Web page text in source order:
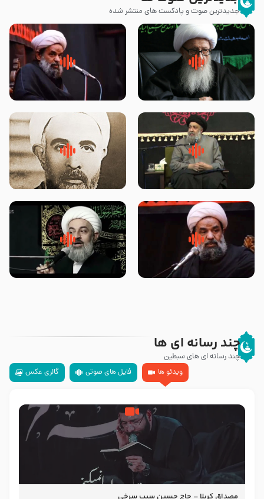
جدیدترین صوت و پادکست های منتشر شده
زوّار اربعین امام حسین (علیه
السلام) با این اشتیاق به زیارت
روضه جانسوز پاره های جگر امام
حسن مجتبی علیه السلام-حجت
لقب حضرت رقیه سلام الله علیها به
چه معناست – حجت الاسلام علوی
روضه‌ی مجلس یزید ملعون و
اسارت اهل‌بیت علیهم‌السلام –
محدث زاده
سلام جوانی که امام حسین علیه
السلام خودش جوابش را دادند
زیارتی که اسباب رزق زیاد و عمر
طولانی است حجت السلام حسین
چند رسانه ای ها
چند رسانه ای های سبطین
ویدئو ها
فایل های صوتی گالری عکس
مصداق کربلا – حاج حسین سیب سرخی